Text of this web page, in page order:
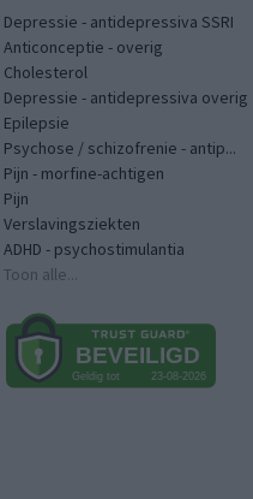
Depressie - antidepressiva SSRI
Anticonceptie - overig
Cholesterol
Depressie - antidepressiva overig
Epilepsie
Psychose / schizofrenie - antip...
Pijn - morfine-achtigen
Pijn
Verslavingsziekten
ADHD - psychostimulantia
Toon alle...